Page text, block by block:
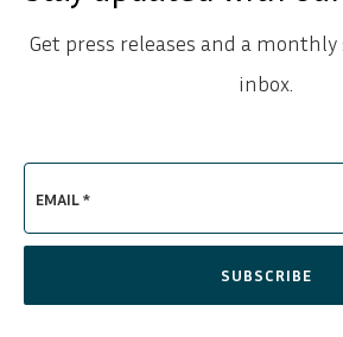
Get press releases and a
inbox.
EMAIL *
SUBSCRIBE